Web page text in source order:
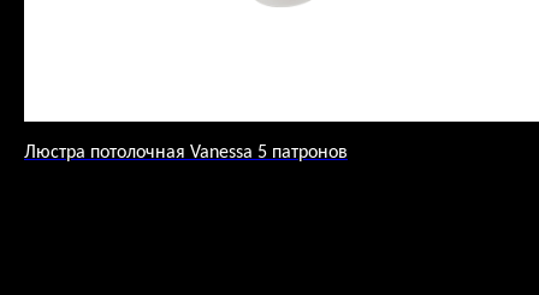
Люстра потолочная Vanessa 5 патронов